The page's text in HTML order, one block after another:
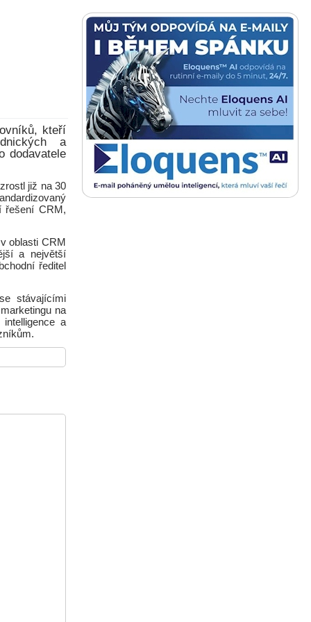
kteří
a
dodavatele
již na 30
řešení CRM,
oblasti CRM
a největší
ředitel
stávajícími
na
a